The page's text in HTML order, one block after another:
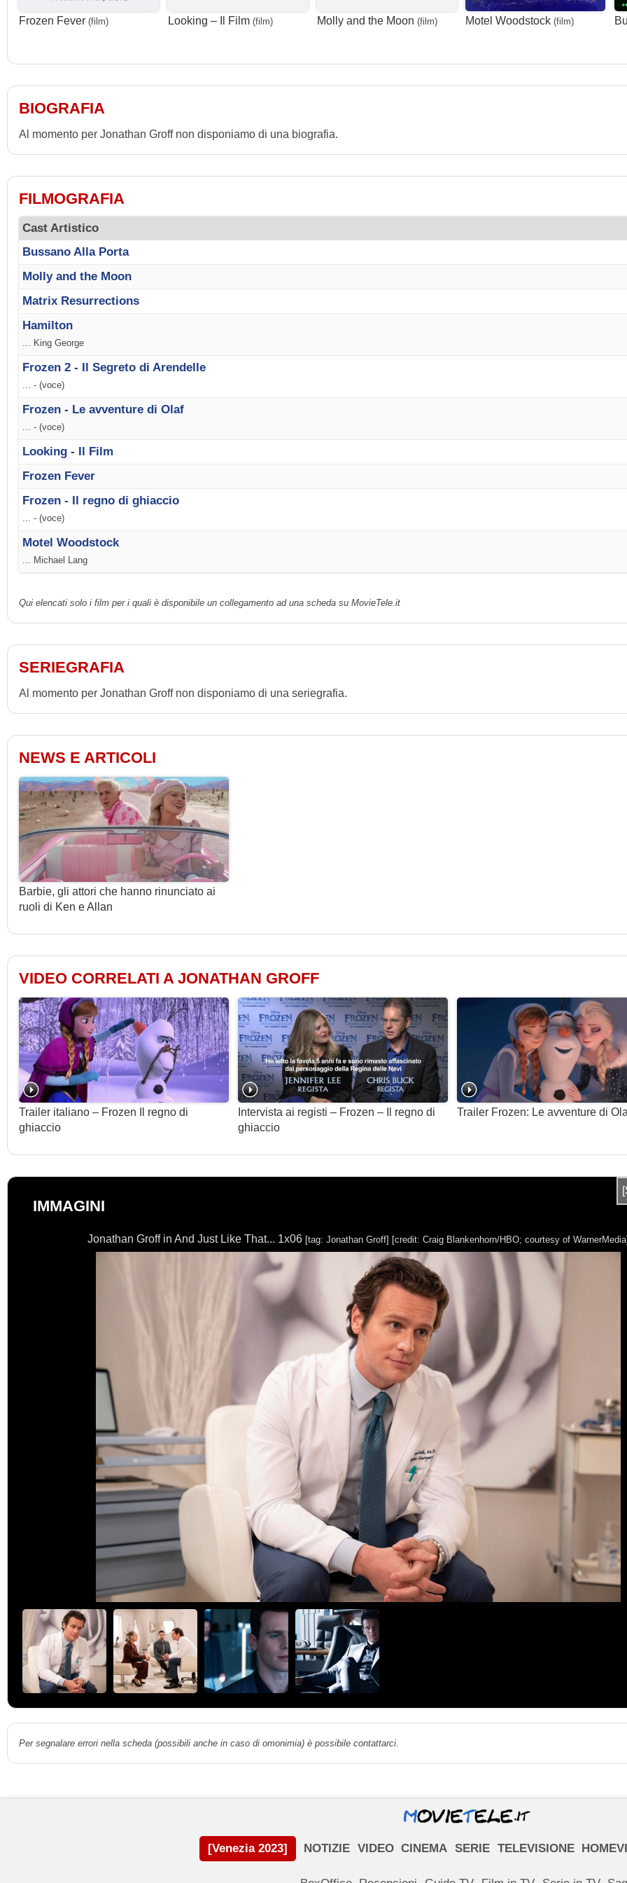
Frozen Fever (film) Looking – Il Film (film) Molly and the Moon (film) Motel Woodstock (film)
BIOGRAFIA
Al momento per Jonathan Groff non disponiamo di una biografia.
FILMOGRAFIA
Cast Artistico
Bussano Alla Porta
Molly and the Moon
Matrix Resurrections
Hamilton
... King George
Frozen 2 - Il Segreto di Arendelle
... - (voce)
Frozen - Le avventure di Olaf
... - (voce)
Looking - Il Film
Frozen Fever
Frozen - Il regno di ghiaccio
... - (voce)
Motel Woodstock
... Michael Lang
Qui elencati solo i film per i quali è disponibile un collegamento ad una scheda su MovieTele.it
SERIEGRAFIA
Al momento per Jonathan Groff non disponiamo di una seriegrafia.
NEWS E ARTICOLI
Barbie, gli attori che hanno rinunciato ai
ruoli di Ken e Allan
VIDEO CORRELATI A JONATHAN GROFF
Trailer italiano – Frozen Il regno di
ghiaccio
Intervista ai registi – Frozen – Il regno di
ghiaccio
Trailer Frozen: Le avventure di
IMMAGINI
Jonathan Groff in And Just Like That... 1x06 [tag: Jonathan Groff] [credit: Craig Blankenhorn/HBO; courtesy of WarnerMedia]
Per segnalare errori nella scheda (possibili anche in caso di omonimia) è possibile contattarci.
[Venezia 2023] NOTIZIE VIDEO CINEMA SERIE TELEVISIONE